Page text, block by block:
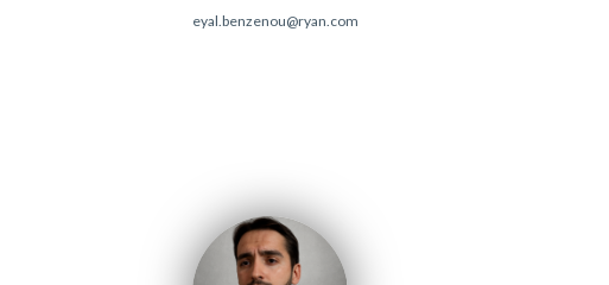
eyal.benzenou@ryan.com